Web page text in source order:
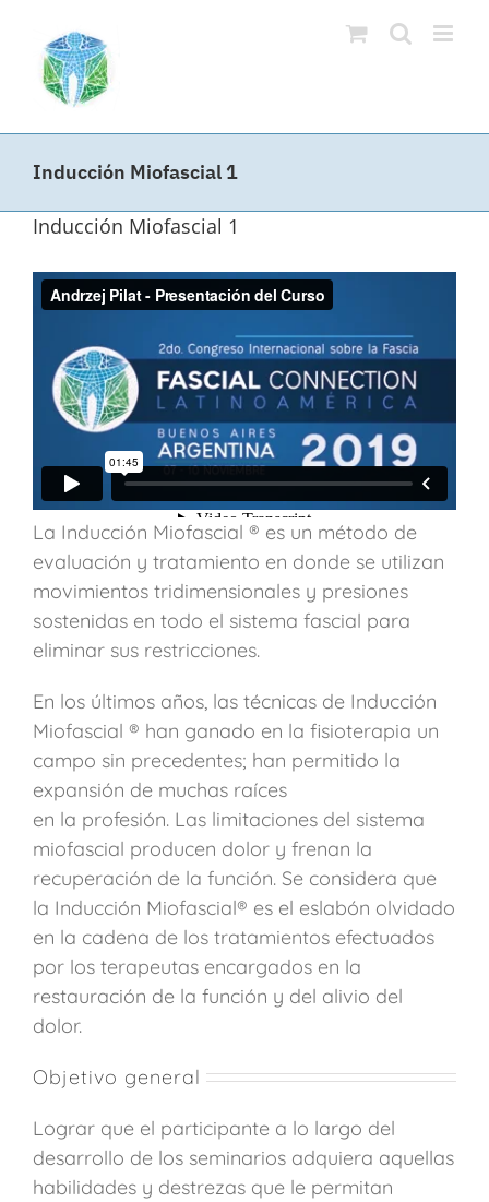
contenido
Inducción Miofascial 1
Inducción Miofascial 1
La Inducción Miofascial ® es un método de
evaluación y tratamiento en donde se utilizan
movimientos tridimensionales y presiones
sostenidas en todo el sistema fascial para
eliminar sus restricciones.
En los últimos años, las técnicas de Inducción
Miofascial ® han ganado en la fisioterapia un
campo sin precedentes; han permitido la
expansión de muchas raíces
en la profesión. Las limitaciones del sistema
miofascial producen dolor y frenan la
recuperación de la función. Se considera que
la Inducción Miofascial® es el eslabón olvidado
en la cadena de los tratamientos efectuados
por los terapeutas encargados en la
restauración de la función y del alivio del
dolor.
Objetivo general
Lograr que el participante a lo largo del
desarrollo de los seminarios adquiera aquellas
habilidades y destrezas que le permitan